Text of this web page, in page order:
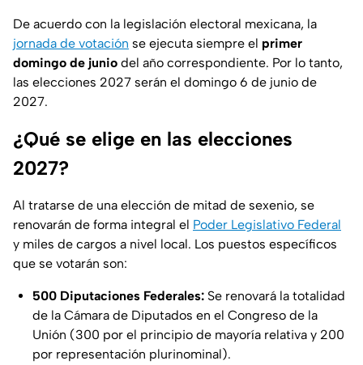
De acuerdo con la legislación electoral mexicana, la
jornada de votación se ejecuta siempre el primer
domingo de junio del año correspondiente. Por lo tanto,
las elecciones 2027 serán el domingo 6 de junio de
2027.
¿Qué se elige en las elecciones
2027?
Al tratarse de una elección de mitad de sexenio, se
renovarán de forma integral el Poder Legislativo Federal
y miles de cargos a nivel local. Los puestos específicos
que se votarán son:
500 Diputaciones Federales: Se renovará la totalidad
de la Cámara de Diputados en el Congreso de la
Unión (300 por el principio de mayoría relativa y 200
por representación plurinominal).